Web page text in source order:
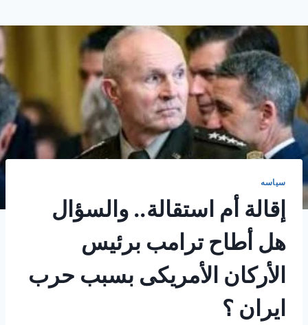
سياسه
إقالة أم استقالة.. والسؤال
هل أطاح ترامب برئيس
الأركان الأمريكى بسبب حرب
ايران ؟